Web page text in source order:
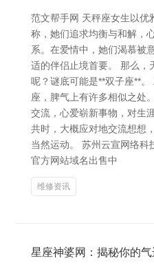
范文帮手网 天秤座女生以优
称，她们追求均衡与和解，
系。在爱情中，她们渴慕被
适的伴侣止境首要。 那么，
呢？谜底可能是**双子座**
座，脾气上有许多相似之处
交流，心爱崭新事物，对生
共时，大概应对地交流想想
当然运动。 苏州云宣网络科
官方网站域名出售中
维修资讯
星座神婆网：揭秘你的